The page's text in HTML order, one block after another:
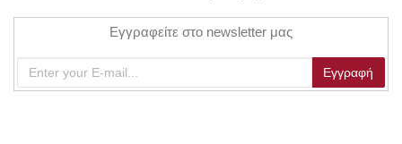
Εγγραφείτε στο newsletter μας